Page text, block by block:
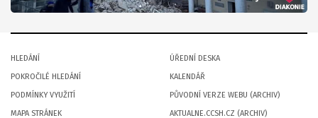
HLEDÁNÍ
POKROČILÉ HLEDÁNÍ
PODMÍNKY VYUŽITÍ
MAPA STRÁNEK
ÚŘEDNÍ DESKA
KALENDÁŘ
PŮVODNÍ VERZE WEBU (ARCHIV)
AKTUALNE.CCSH.CZ (ARCHIV)